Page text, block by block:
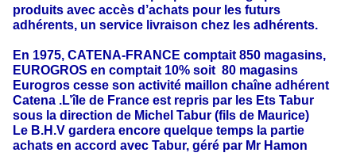
produits avec accès d’achats pour les futurs
adhérents, un service livraison chez les adhérents.
En 1975, CATENA-FRANCE comptait 850 magasins,
EUROGROS en comptait 10% soit 80 magasins
Eurogros cesse son activité maillon chaîne adhérent
Catena .L’île de France est repris par les Ets Tabur
sous la direction de Michel Tabur (fils de Maurice)
Le B.H.V gardera encore quelque temps la partie
achats en accord avec Tabur, géré par Mr Hamon